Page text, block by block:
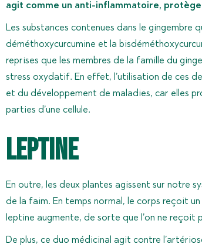
agit comme un anti-inflammatoire,
Les substances contenues dans le gingembre
déméthoxycurcumine et la
reprises que les membres de la famille du
stress oxydatif. En effet, l’utilisation de ces
et du développement de maladies, car elles
parties d’une cellule.
Leptine
En outre, les deux plantes agissent sur notre
de la faim. En temps normal, le corps reçoit
leptine augmente, de sorte que l’on ne reçoit
De plus, ce duo médicinal agit contre